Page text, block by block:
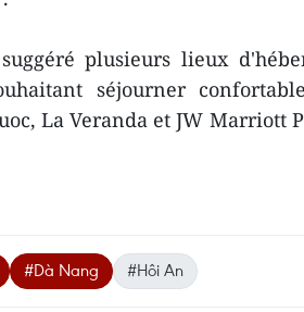
plusieurs lieux
séjourner
La Veranda et JW Marriott
#Dà Nang #Hôi An